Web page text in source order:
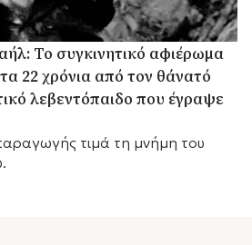
Το συγκινητικό αφιέρωμα
22 χρόνια από τον θάνατό
λεβεντόπαιδο που έγραψε
τιμά τη μνήμη του